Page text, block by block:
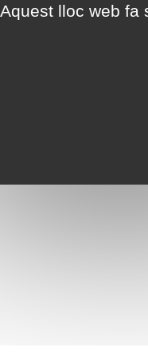
Aquest lloc web fa